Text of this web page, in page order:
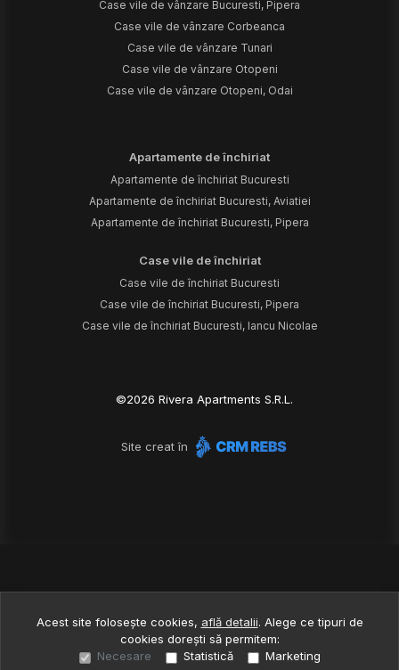
Case vile de vânzare Bucuresti, Pipera
Case vile de vânzare Corbeanca
Case vile de vânzare Tunari
Case vile de vânzare Otopeni
Case vile de vânzare Otopeni, Odai
Apartamente de închiriat
Apartamente de închiriat Bucuresti
Apartamente de închiriat Bucuresti, Aviatiei
Apartamente de închiriat Bucuresti, Pipera
Case vile de închiriat
Case vile de închiriat Bucuresti
Case vile de închiriat Bucuresti, Pipera
Case vile de închiriat Bucuresti, Iancu Nicolae
©2026 Rivera Apartments S.R.L.
Site creat în
Acest site folosește cookies, află detalii. Alege ce tipuri de
cookies dorești să permitem:
Necesare
Statistică Marketing